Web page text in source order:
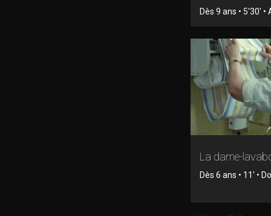
Dès 9 ans • 5'30'
La dame-
Dès 6 ans • 11' •